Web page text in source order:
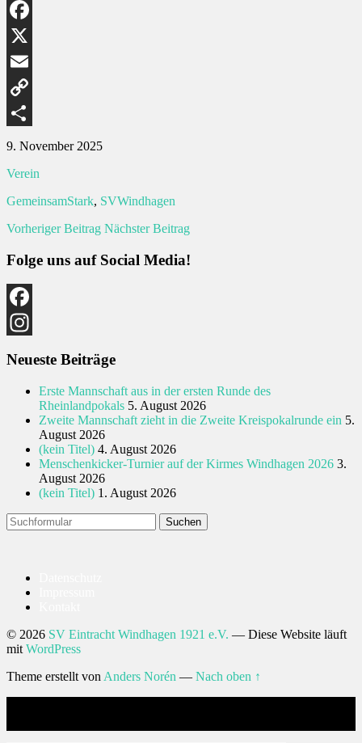
WhatsApp
Facebook
X
Email
Copy
Link
Teilen
9. November 2025
Verein
GemeinsamStark, SVWindhagen
Vorheriger Beitrag Nächster Beitrag
Folge uns auf Social Media!
Facebook
Neueste Beiträge
Erste Mannschaft aus in der ersten Runde des
Rheinlandpokals 5. August 2026
Zweite Mannschaft zieht in die Zweite Kreispokalrunde ein 5.
August 2026
(kein Titel) 4. August 2026
Menschenkicker-Turnier auf der Kirmes Windhagen 2026 3.
August 2026
(kein Titel) 1. August 2026
Suchen
nach:
© 2026 SV Eintracht Windhagen 1921 e.V. — Diese Website läuft
mit WordPress
Theme erstellt von Anders Norén — Nach oben ↑